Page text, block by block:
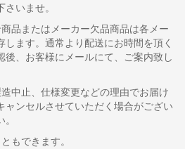
了承下さいませ。
品またはメーカー欠品商品は各メー
します。通常より配送にお時間を頂く
後、お客様にメールにて、ご案内致し
中止、仕様変更などの理由でお届け
ャンセルさせていただく場合がござい
もできます。